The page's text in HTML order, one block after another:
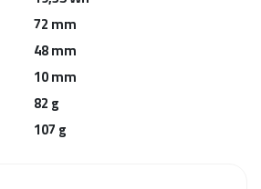
72 mm
48 mm
10 mm
82 g
107 g